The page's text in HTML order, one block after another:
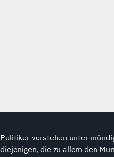
Politiker verstehen unter
diejenigen, die zu allem den